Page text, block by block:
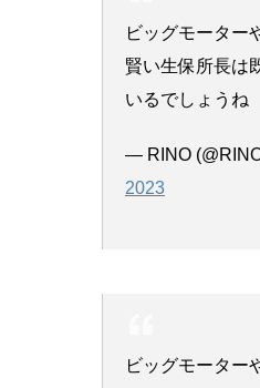
ビッグモーター
賢い生保所長は
いるでしょうね
— RINO
2023
ビッグモーター